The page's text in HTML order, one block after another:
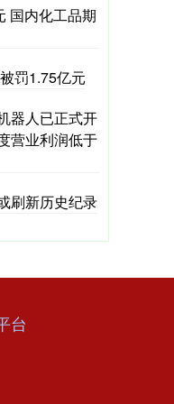
国内化工品期
罚1.75亿元
器人已正式开
营业利润低于
刷新历史纪录
台